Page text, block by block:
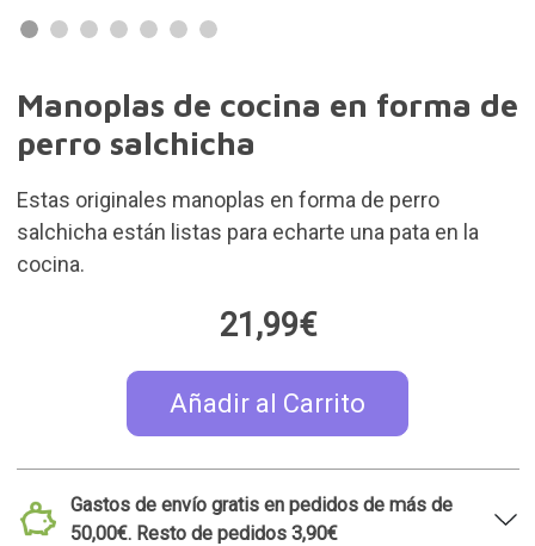
Manoplas de cocina en forma de
perro salchicha
Estas originales manoplas en forma de perro
salchicha están listas para echarte una pata en la
cocina.
21,99€
Añadir al Carrito
Gastos de envío gratis en pedidos de más de
50,00€. Resto de pedidos 3,90€